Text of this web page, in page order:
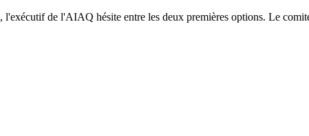
de l'AIAQ hésite entre les deux premières options. Le